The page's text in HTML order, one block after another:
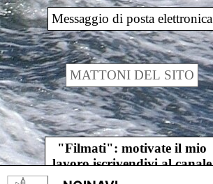
Messaggio di posta elettronica
MATTONI DEL SITO
"Filmati": motivate il mio
lavoro iscrivendivi al canale
younoinavi